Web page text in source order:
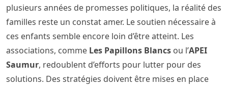
plusieurs années de promesses politiques, la réalité des
familles reste un constat amer. Le soutien nécessaire à
ces enfants semble encore loin d’être atteint. Les
associations, comme Les Papillons Blancs ou l’APEI
Saumur, redoublent d’efforts pour lutter pour des
solutions. Des stratégies doivent être mises en place